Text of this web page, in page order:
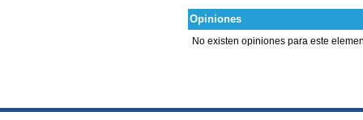
Opiniones
No existen opiniones para este